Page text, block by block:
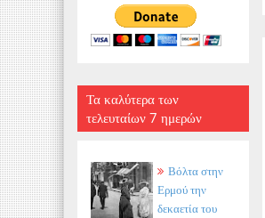
Τα καλύτερα των
τελευταίων 7 ημερών
Βόλτα στην
Ερμού την
δεκαετία του